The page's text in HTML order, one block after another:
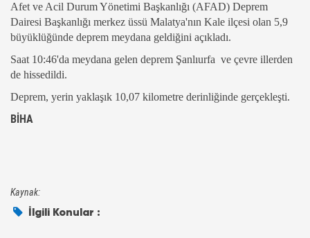
Afet ve Acil Durum Yönetimi Başkanlığı (AFAD) Deprem
Dairesi Başkanlığı merkez üssü Malatya'nın Kale ilçesi olan 5,9
büyüklüğünde deprem meydana geldiğini açıkladı.
Saat 10:46'da meydana gelen deprem Şanlıurfa ve çevre illerden
de hissedildi.
Deprem, yerin yaklaşık 10,07 kilometre derinliğinde gerçekleşti.
BİHA
Kaynak:
İlgili Konular :